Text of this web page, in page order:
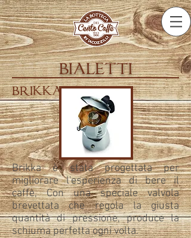
bialetti
brikka
Brikka è stata progettata per
migliorare l'esperienza di bere il
caffè, Con una speciale valvola
brevettata che regola la giusta
quantità di pressione, produce la
schiuma perfetta ogni volta.